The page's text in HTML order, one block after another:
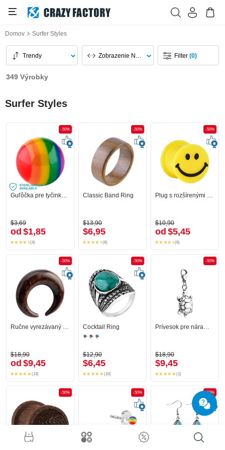
Domov Surfer Styles
Trendy Zobrazenie Na Stránku Filter(0)
349 Výrobky
Surfer Styles
-50%
Guľôčka pre tyčinky so závitom (akryl) s dúhovými farbami
$3,69
od $1,85
(4)
-50%
Classic Band Ring
$13,90
$6,95
(8)
-50%
Plug s rozšírenými koncami (silikón, žltá) s dizajnom smajlík
$10,90
od $5,45
(6)
-50%
$18,90
od $9,45
(13)
-50%
Cocktail Ring
$12,90
$6,45
(10)
-50%
$18,90
$9,45
(1)
-50% -50% -50%